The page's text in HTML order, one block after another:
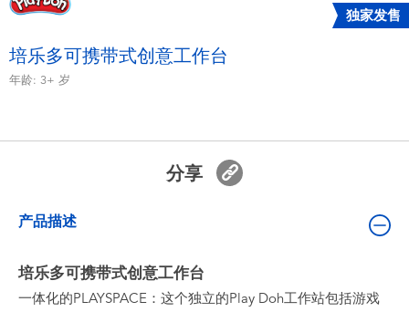
模仿，化妆及造型系列
夏日
新登场
独家发售
培乐多可携带式创意工作台
年龄: 3+ 岁
分享
产品描述
培乐多可携带式创意工作台
一体化的PLAYSPACE：这个独立的Play Doh工作站包括游戏